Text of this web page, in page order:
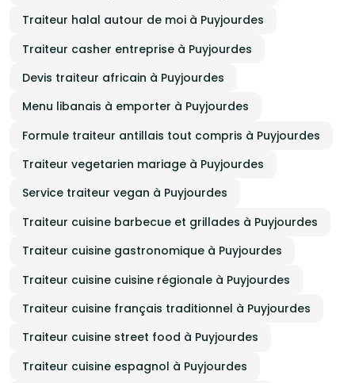
Traiteur halal autour de moi à Puyjourdes
Traiteur casher entreprise à Puyjourdes
Devis traiteur africain à Puyjourdes
Menu libanais à emporter à Puyjourdes
Formule traiteur antillais tout compris à Puyjourdes
Traiteur vegetarien mariage à Puyjourdes
Service traiteur vegan à Puyjourdes
Traiteur cuisine barbecue et grillades à Puyjourdes
Traiteur cuisine gastronomique à Puyjourdes
Traiteur cuisine cuisine régionale à Puyjourdes
Traiteur cuisine français traditionnel à Puyjourdes
Traiteur cuisine street food à Puyjourdes
Traiteur cuisine espagnol à Puyjourdes